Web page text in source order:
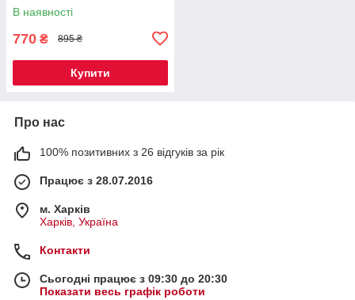
В наявності
770 ₴ 895 ₴
Купити
Про нас
100% позитивних з 26 відгуків за рік
Працює з 28.07.2016
м. Харків
Харків, Україна
Контакти
Сьогодні працює з 09:30 до 20:30
Показати весь графік роботи